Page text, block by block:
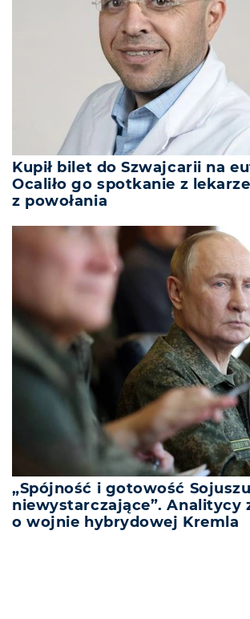
Kupił bilet do Szwajcarii na
Ocaliło go spotkanie z
z powołania
„Spójność i gotowość
niewystarczające”. Analitycy
o wojnie hybrydowej Kremla